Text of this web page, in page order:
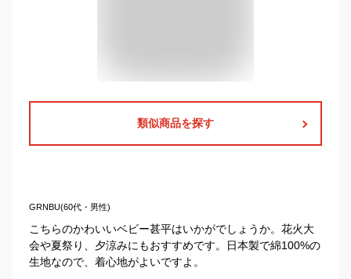
類似商品を探す
GRNBU(60代・男性)
こちらのかわいいベビー甚平はいかがでしょうか。花火大
会や夏祭り、夕涼みにもおすすめです。日本製で綿100%の
生地なので、着心地がよいですよ。